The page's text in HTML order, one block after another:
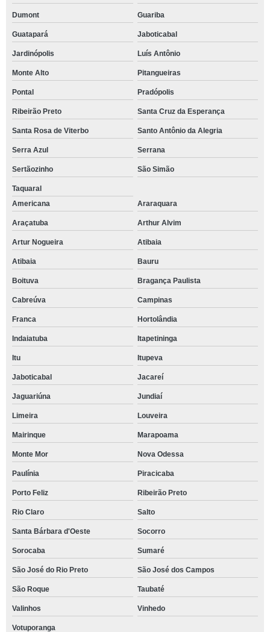
Dumont Guariba
Guatapará Jaboticabal
Jardinópolis Luís Antônio
Monte Alto Pitangueiras
Pontal Pradópolis
Ribeirão Preto Santa Cruz da Esperança
Santa Rosa de Viterbo Santo Antônio da Alegria
Serra Azul Serrana
Sertãozinho São Simão
Taquaral
Americana
Araraquara
Araçatuba Arthur Alvim
Artur Nogueira Atibaia
Atibaia Bauru
Boituva Bragança Paulista
Cabreúva Campinas
Franca Hortolândia
Indaiatuba Itapetininga
Itu Itupeva
Jaboticabal Jacareí
Jaguariúna Jundiaí
Limeira Louveira
Mairinque Marapoama
Monte Mor Nova Odessa
Paulínia Piracicaba
Porto Feliz Ribeirão Preto
Rio Claro Salto
Santa Bárbara d'Oeste Socorro
Sorocaba Sumaré
São José do Rio Preto São José dos Campos
São Roque Taubaté
Valinhos Vinhedo
Votuporanga